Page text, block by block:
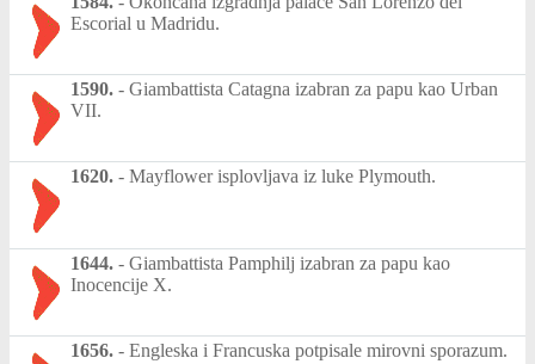
Escorial u Madridu.
1590. - Giambattista Catagna izabran za papu kao Urban
VII.
1620. - Mayflower isplovljava iz luke Plymouth.
1644. - Giambattista Pamphilj izabran za papu kao
Inocencije X.
1656. - Engleska i Francuska potpisale mirovni sporazum.